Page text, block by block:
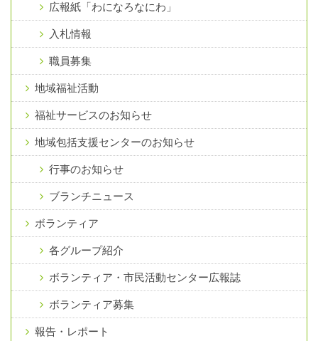
広報紙「わになろなにわ」
入札情報
職員募集
地域福祉活動
福祉サービスのお知らせ
地域包括支援センターのお知らせ
行事のお知らせ
ブランチニュース
ボランティア
各グループ紹介
ボランティア・市民活動センター広報誌
ボランティア募集
報告・レポート